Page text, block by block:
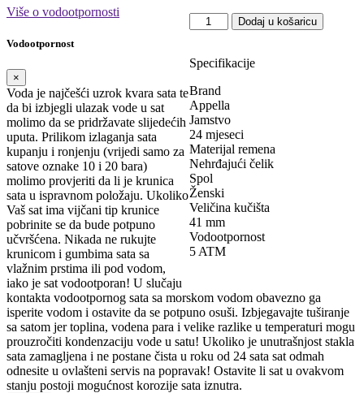
Appella
L70015.5115Q
Dodaj u košaricu
Specifikacije
Brand
Appella
Jamstvo
24 mjeseci
Materijal remena
Nehrđajući čelik
Spol
Ženski
Veličina kučišta
41 mm
Vodootpornost
5 ATM
Više o vodootpornosti
Vodootpornost
×
Voda je najčešći uzrok kvara sata te
da bi izbjegli ulazak vode u sat
molimo da se pridržavate slijedećih
uputa. Prilikom izlaganja sata
kupanju i ronjenju (vrijedi samo za
satove oznake 10 i 20 bara)
molimo provjeriti da li je krunica
sata u ispravnom položaju. Ukoliko
Vaš sat ima vijčani tip krunice
pobrinite se da bude potpuno
učvršćena. Nikada ne rukujte
krunicom i gumbima sata sa
vlažnim prstima ili pod vodom,
iako je sat vodootporan! U slučaju
kontakta vodootpornog sata sa morskom vodom obavezno ga
isperite vodom i ostavite da se potpuno osuši. Izbjegavajte tuširanje
sa satom jer toplina, vodena para i velike razlike u temperaturi mogu
prouzročiti kondenzaciju vode u satu! Ukoliko je unutrašnjost stakla
sata zamagljena i ne postane čista u roku od 24 sata sat odmah
odnesite u ovlašteni servis na popravak! Ostavite li sat u ovakvom
stanju postoji mogućnost korozije sata iznutra.